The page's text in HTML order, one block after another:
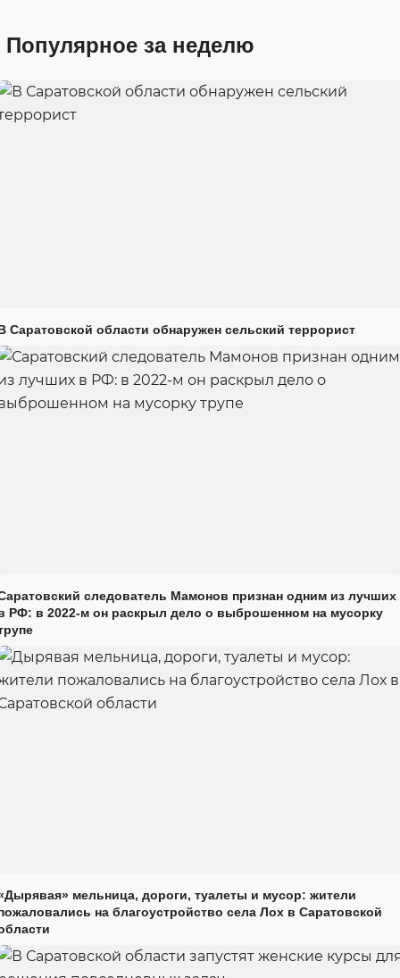
Популярное за неделю
Саратовской области обнаружен сельский террорист
следователь Мамонов признан одним из лучших
РФ: в 2022-м он раскрыл дело о выброшенном на мусорку
мельница, дороги, туалеты и мусор: жители
на благоустройство села Лох в Саратовской